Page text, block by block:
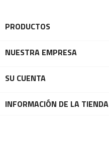
PRODUCTOS
NUESTRA EMPRESA
SU CUENTA
INFORMACIÓN DE LA TIENDA